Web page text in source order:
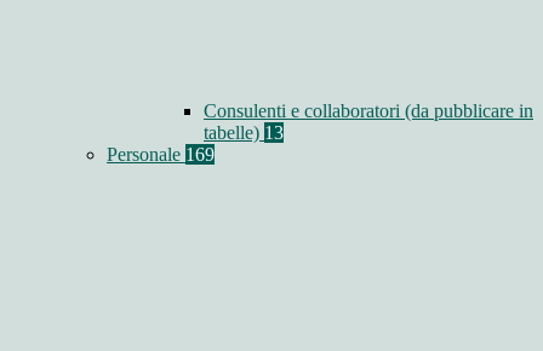
Consulenti e collaboratori (da pubblicare in
tabelle) 13
Personale 169